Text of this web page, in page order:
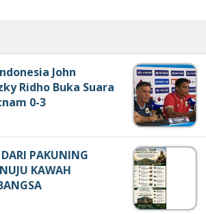
John
Ridho Buka Suara
0-3
PAKUNING
KAWAH